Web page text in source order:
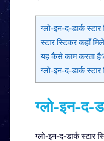
ग्लो-इन-द-डार्क
स्टार स्टिकर कहाँ
यह कैसे काम करता
ग्लो-इन-द-डार्क
ग्लो-इन-द-
ग्लो-इन-द-डार्क स्टार